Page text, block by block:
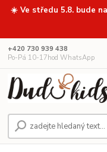
☀️ Ve středu 5.8. bude
+420 730 939 438
Po-Pá 10-17hod WhatsApp